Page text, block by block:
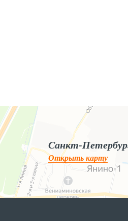
Яндекс.Карты
Яндекс.Карты — поиск мест и адресов, городской
Санкт-
Открыть карту